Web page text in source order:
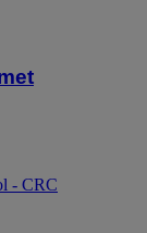
- CRC